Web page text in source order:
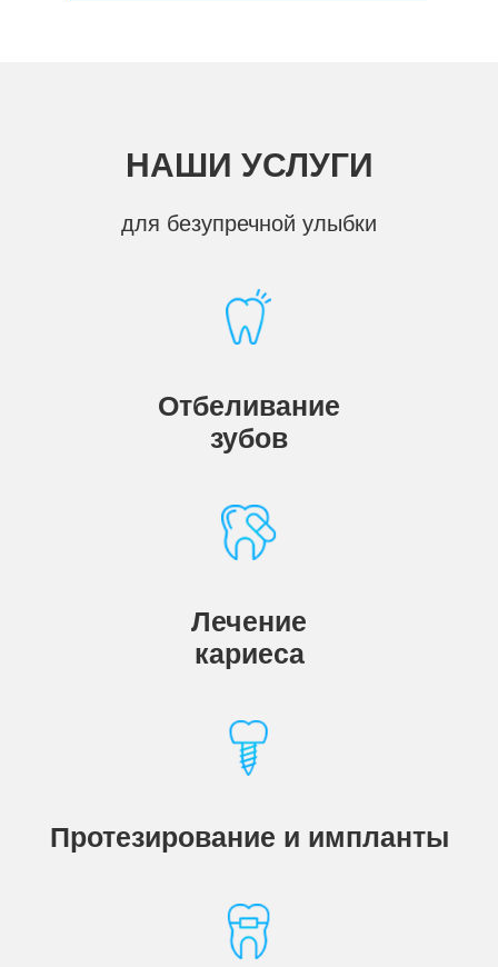
НАШИ УСЛУГИ
для безупречной улыбки
Отбеливание
зубов
Лечение
кариеса
Протезирование и импланты